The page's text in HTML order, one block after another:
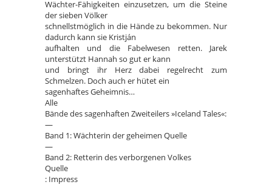
Wächter-Fähigkeiten einzusetzen, um die Steine
der sieben Völker
schnellstmöglich in die Hände zu bekommen. Nur
dadurch kann sie Kristján
aufhalten und die Fabelwesen retten. Jarek
unterstützt Hannah so gut er kann
und bringt ihr Herz dabei regelrecht zum
Schmelzen. Doch auch er hütet ein
sagenhaftes Geheimnis…
Alle
Bände des sagenhaften Zweiteilers »Iceland Tales«:
—
Band 1: Wächterin der geheimen Quelle
—
Band 2: Retterin des verborgenen Volkes
Quelle
: Impress